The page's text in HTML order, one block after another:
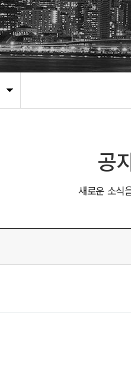
공
새로운 소식